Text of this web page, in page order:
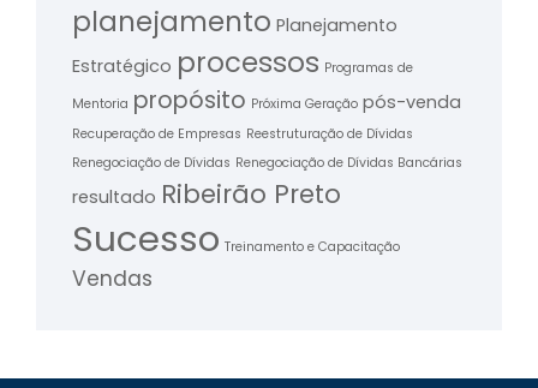
planejamento Planejamento
Estratégico processos Programas de
Mentoria propósito Próxima Geração pós-venda
Recuperação de Empresas Reestruturação de Dívidas
Renegociação de Dívidas Renegociação de Dívidas Bancárias
resultado Ribeirão Preto
Sucesso Treinamento e Capacitação
Vendas